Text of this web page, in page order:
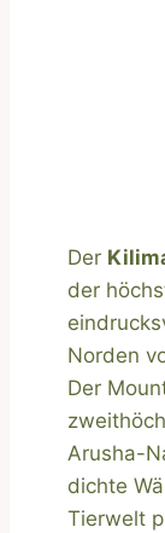
Der
der
Norden
Der
Arusha-
dichte
Tierwelt